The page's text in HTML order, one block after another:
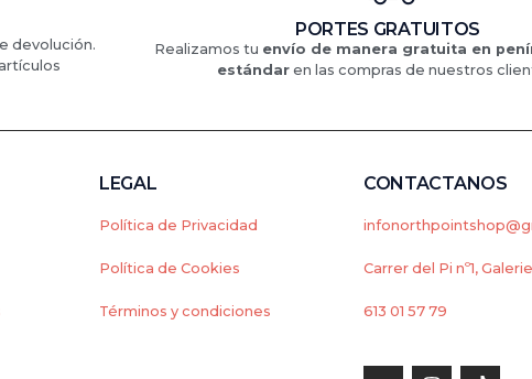
devolución.
PORTES GRATUITOS
Realizamos tu envío de manera gratuita en
estándar en las compras de nuestros
LEGAL
Política de Privacidad
Política de Cookies
Términos y condiciones
CONTACTANOS
Carrer del Pi nº1,
613 01 57 79